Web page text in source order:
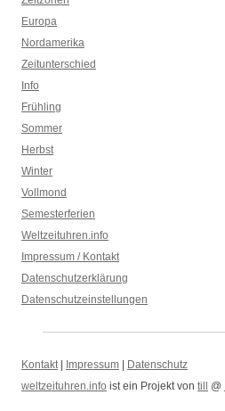
Europa
Nordamerika
Zeitunterschied
Info
Frühling
Sommer
Herbst
Winter
Vollmond
Semesterferien
Weltzeituhren.info
Impressum / Kontakt
Datenschutzerklärung
Datenschutzeinstellungen
Kontakt| Impressum
Datenschutz
weltzeituhren.info ist ein Projekt von till @